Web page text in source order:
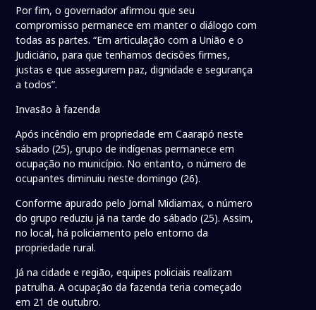
Por fim, o governador afirmou que seu
compromisso permanece em manter o diálogo com
todas as partes. “Em articulação com a União e o
Judiciário, para que tenhamos decisões firmes,
justas e que assegurem paz, dignidade e segurança
a todos”.
Invasão à fazenda
Após incêndio em propriedade em Caarapó neste
sábado (25), grupo de indígenas permanece em
ocupação no município. No entanto, o número de
ocupantes diminuiu neste domingo (26).
Conforme apurado pelo Jornal Midiamax, o número
do grupo reduziu já na tarde do sábado (25). Assim,
no local, há policiamento pelo entorno da
propriedade rural.
Já na cidade e região, equipes policiais realizam
patrulha. A ocupação da fazenda teria começado
em 21 de outubro.